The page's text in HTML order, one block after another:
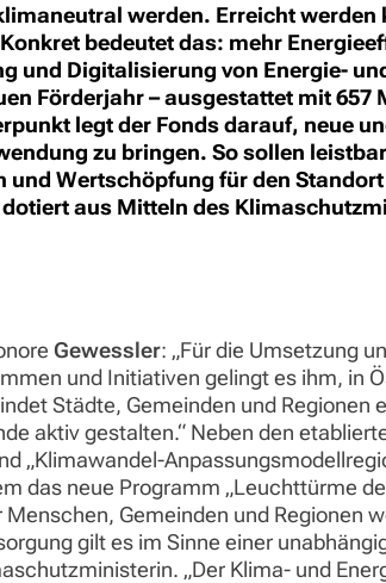
werden. Erreicht
bedeutet das: mehr
und Digitalisierung von Energie-
Förderjahr – ausgestattet mit
legt der Fonds darauf, neue
zu bringen. So sollen
und Wertschöpfung für den
aus Mitteln des
Gewessler: „Für die Umsetzung
und Initiativen gelingt es ihm, in
Städte, Gemeinden und
aktiv gestalten.“ Neben den
„Klimawandel-
das neue Programm „Leuchttürme
Gemeinden und Regionen
gilt es im Sinne einer
„Der Klima- und